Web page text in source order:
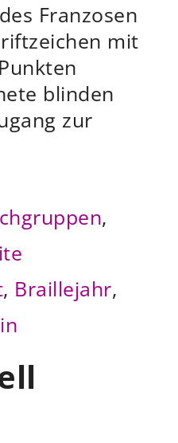
Franzosen
mit
blinden
zur
,
, Braillejahr,